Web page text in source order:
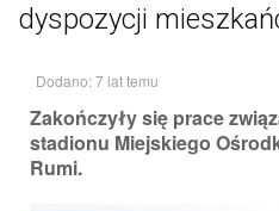
dyspozycji
Dodano: 7 lat temu
Zakończyły się prace
stadionu Miejskiego
Rumi.